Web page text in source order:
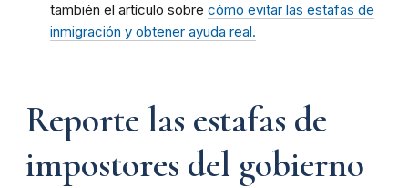
también el artículo sobre cómo evitar las estafas de
inmigración y obtener ayuda real.
Reporte las estafas de
impostores del gobierno